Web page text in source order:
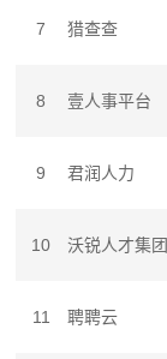
7 猎查查
8 壹人事平台
9 君润人力
10 沃锐人才集团
11 聘聘云